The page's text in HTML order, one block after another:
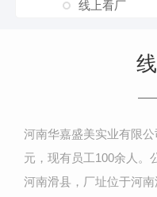
线上看厂
河南华嘉盛美实业有限
元，现有员工100余人。
河南滑县，厂址位于河